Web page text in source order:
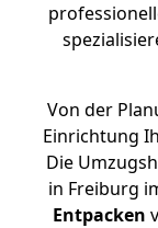
Von der
Einrichtung
Die
in Freiburg
Entpacken